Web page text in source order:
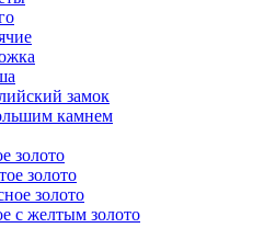
замок
камнем
золото
золото
золото
с желтым золото